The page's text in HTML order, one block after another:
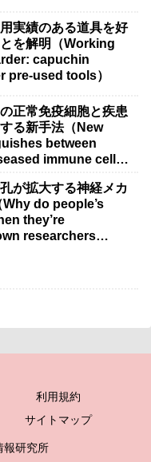
実績のある道具を好
を解明（Working
capuchin
pre-used tools）
正常免疫細胞と疾患
る新手法（New
between
immune cells
が拡大する神経メカ
Why do people’s
they’re
researchers
利用規約
サイトマップ
報研究所